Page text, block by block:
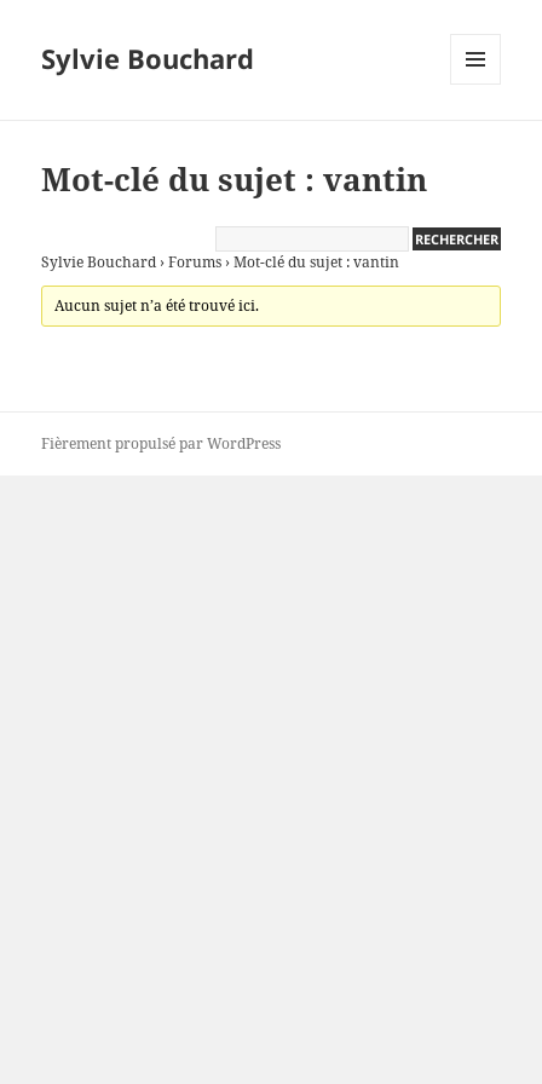
Sylvie Bouchard
Mot-clé du sujet : vantin
Sylvie Bouchard › Forums › Mot-clé du sujet : vantin
Aucun sujet n’a été trouvé ici.
Fièrement propulsé par WordPress